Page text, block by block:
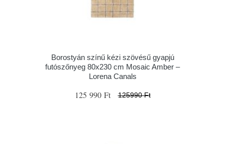
Borostyán színű kézi szövésű gyapjú
futószőnyeg 80x230 cm Mosaic Amber –
Lorena Canals
125 990 Ft 125990 Ft